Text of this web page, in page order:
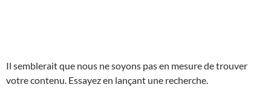
Il semblerait que nous ne soyons pas en mesure de trouver
votre contenu. Essayez en lançant une recherche.